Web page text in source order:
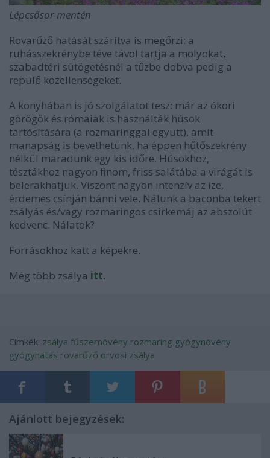
Lépcsősor mentén
Rovarűző hatását szárítva is megőrzi: a
ruhásszekrénybe téve távol tartja a molyokat,
szabadtéri sütögetésnél a tűzbe dobva pedig a
repülő közellenségeket.
A konyhában is jó szolgálatot tesz: már az ókori
görögök és rómaiak is használták húsok
tartósítására (a rozmaringgal együtt), amit
manapság is bevethetünk, ha éppen hűtőszekrény
nélkül maradunk egy kis időre. Húsokhoz,
tésztákhoz nagyon finom, friss salátába a virágát is
belerakhatjuk. Viszont nagyon intenzív az íze,
érdemes csínján bánni vele. Nálunk a baconba tekert
zsályás és/vagy rozmaringos csirkemáj az abszolút
kedvenc. Nálatok?
Forrásokhoz katt a képekre.
Még több zsálya itt.
Címkék: zsálya fűszernövény rozmaring gyógynövény
gyógyhatás rovarűző orvosi zsálya
Ajánlott bejegyzések: